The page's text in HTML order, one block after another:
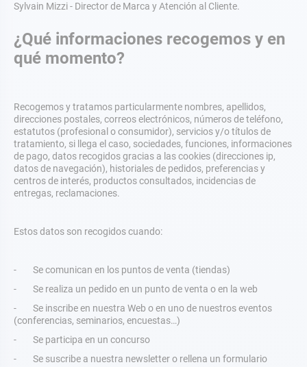
Sylvain Mizzi - Director de Marca y Atención al Cliente.
¿Qué informaciones recogemos y en
qué momento?
Recogemos y tratamos particularmente nombres, apellidos,
direcciones postales, correos electrónicos, números de teléfono,
estatutos (profesional o consumidor), servicios y/o títulos de
tratamiento, si llega el caso, sociedades, funciones, informaciones
de pago, datos recogidos gracias a las cookies (direcciones ip,
datos de navegación), historiales de pedidos, preferencias y
centros de interés, productos consultados, incidencias de
entregas, reclamaciones.
Estos datos son recogidos cuando:
- Se comunican en los puntos de venta (tiendas)
- Se realiza un pedido en un punto de venta o en la web
- Se inscribe en nuestra Web o en uno de nuestros eventos
(conferencias, seminarios, encuestas…)
- Se participa en un concurso
- Se suscribe a nuestra newsletter o rellena un formulario